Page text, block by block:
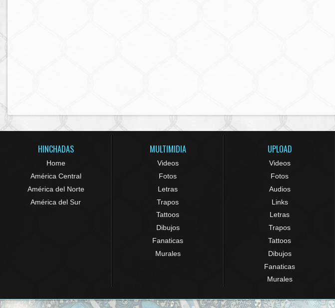
HINCHADAS
Home
América Central
América del Norte
América del Sur
MULTIMIDIA
Videos
Fotos
Letras
Trapos
Tattoos
Dibujos
Fanaticas
Murales
UPLOAD
Videos
Fotos
Audios
Links
Letras
Trapos
Tattoos
Dibujos
Fanaticas
Murales